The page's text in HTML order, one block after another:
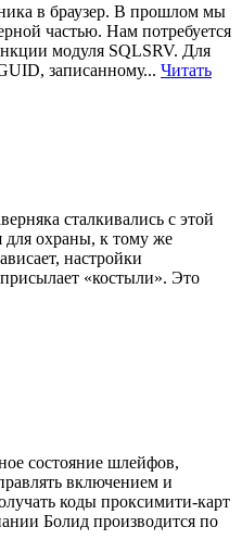
в браузер. В прошлом мы
частью. Нам потребуется
модуля SQLSRV. Для
записанному... Читать
сталкивались с этой
для охраны, к тому же
настройки
«костыли». Это
состояние шлейфов,
включением и
коды проксимити-карт
Болид производится по